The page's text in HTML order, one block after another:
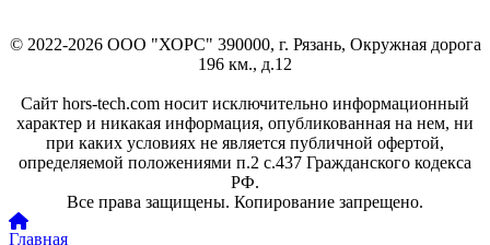
© 2022-2026 ООО "ХОРС" 390000, г. Рязань, Окружная дорога
196 км., д.12
Сайт hors-tech.com носит исключительно информационный
характер и никакая информация, опубликованная на нем, ни
при каких условиях не является публичной офертой,
определяемой положениями п.2 с.437 Гражданского кодекса
РФ.
Все права защищены. Копирование запрещено.
Главная